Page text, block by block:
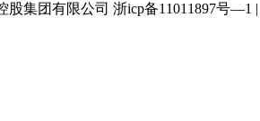
股集团有限公司 浙icp备11011897号—1